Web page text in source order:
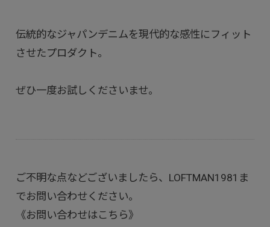
伝統的なジャパンデニムを現代的な感性にフィット
させたプロダクト。
ぜひ一度お試しくださいませ。
ご不明な点などございましたら、LOFTMAN1981ま
でお問い合わせください。
《お問い合わせはこちら》